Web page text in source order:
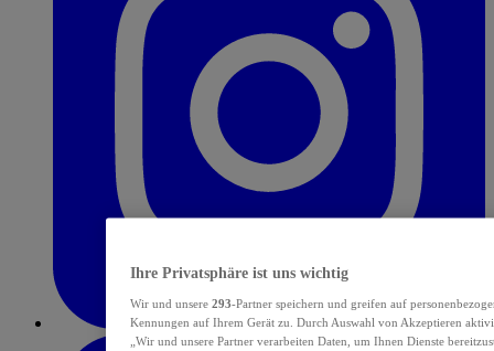
Ihre Privatsphäre ist uns wichtig
Wir und unsere 293-Partner speichern und greifen auf
Kennungen auf Ihrem Gerät zu. Durch Auswahl von Akzeptieren
„Wir und unsere Partner verarbeiten Daten, um Ihnen Dienste